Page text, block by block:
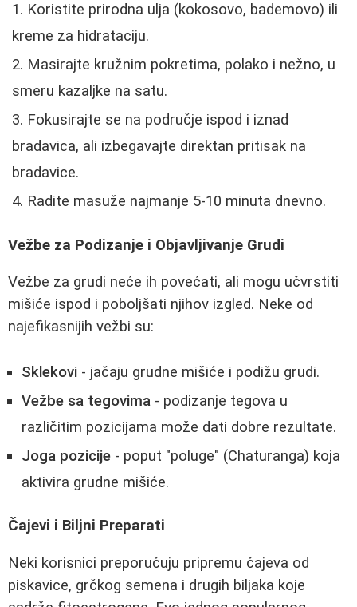
Koristite prirodna ulja (kokosovo, bademovo) ili
kreme za hidrataciju.
Masirajte kružnim pokretima, polako i nežno, u
smeru kazaljke na satu.
Fokusirajte se na područje ispod i iznad
bradavica, ali izbegavajte direktan pritisak na
bradavice.
Radite masuže najmanje 5-10 minuta dnevno.
Vežbe za Podizanje i Objavljivanje Grudi
Vežbe za grudi neće ih povećati, ali mogu učvrstiti
mišiće ispod i poboljšati njihov izgled. Neke od
najefikasnijih vežbi su:
Sklekovi - jačaju grudne mišiće i podižu grudi.
Vežbe sa tegovima - podizanje tegova u
različitim pozicijama može dati dobre rezultate.
Joga pozicije - poput "poluge" (Chaturanga) koja
aktivira grudne mišiće.
Čajevi i Biljni Preparati
Neki korisnici preporučuju pripremu čajeva od
piskavice, grčkog semena i drugih biljaka koje